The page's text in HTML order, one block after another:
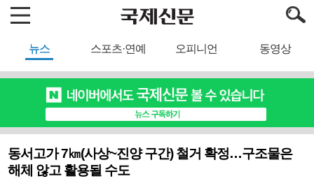
뉴스 스포츠·연예 오피니언 동영상
동서고가 7㎞(사상~진양 구간) 철거 확정…구조물은
해체 않고 활용될 수도